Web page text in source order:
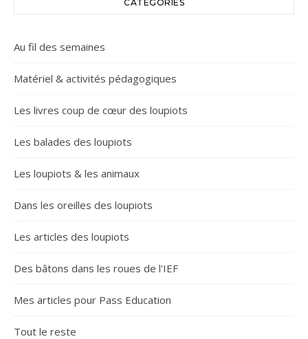
CATÉGORIES
Au fil des semaines
Matériel & activités pédagogiques
Les livres coup de cœur des loupiots
Les balades des loupiots
Les loupiots & les animaux
Dans les oreilles des loupiots
Les articles des loupiots
Des bâtons dans les roues de l'IEF
Mes articles pour Pass Education
Tout le reste